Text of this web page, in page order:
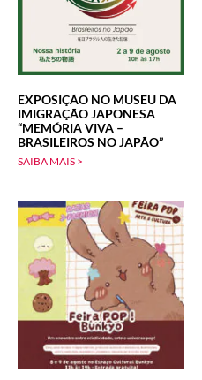
EXPOSIÇÃO NO MUSEU DA
IMIGRAÇÃO JAPONESA
“MEMÓRIA VIVA –
BRASILEIROS NO JAPÃO”
SAIBA MAIS >